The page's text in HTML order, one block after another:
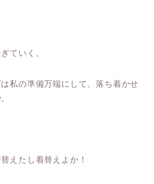
ていく。
私の準備万端にして、落ち着かせ
えたし着替えよか！